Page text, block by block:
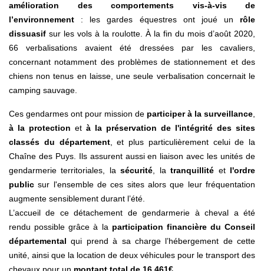
amélioration des comportements vis-à-vis de
l’environnement : les gardes équestres ont joué un rôle
dissuasif sur les vols à la roulotte. À la fin du mois d’août 2020,
66 verbalisations avaient été dressées par les cavaliers,
concernant notamment des problèmes de stationnement et des
chiens non tenus en laisse, une seule verbalisation concernait le
camping sauvage.
Ces gendarmes ont pour mission de participer à la surveillance
à la protection et à la préservation de l'intégrité des sites
classés du département, et plus particulièrement celui de la
Chaîne des Puys. Ils assurent aussi en liaison avec les unités de
gendarmerie territoriales, lasécurité , latranquillité et l'ordre
publicsur l'ensemble de ces sites alors que leur fréquentation
augmente sensiblement durant l’été.
L’accueil de ce détachement de gendarmerie à cheval a été
rendu possible grâce à la participation financière du Conseil
départemental qui prend à sa charge l’hébergement de cette
unité, ainsi que la location de deux véhicules pour le transport des